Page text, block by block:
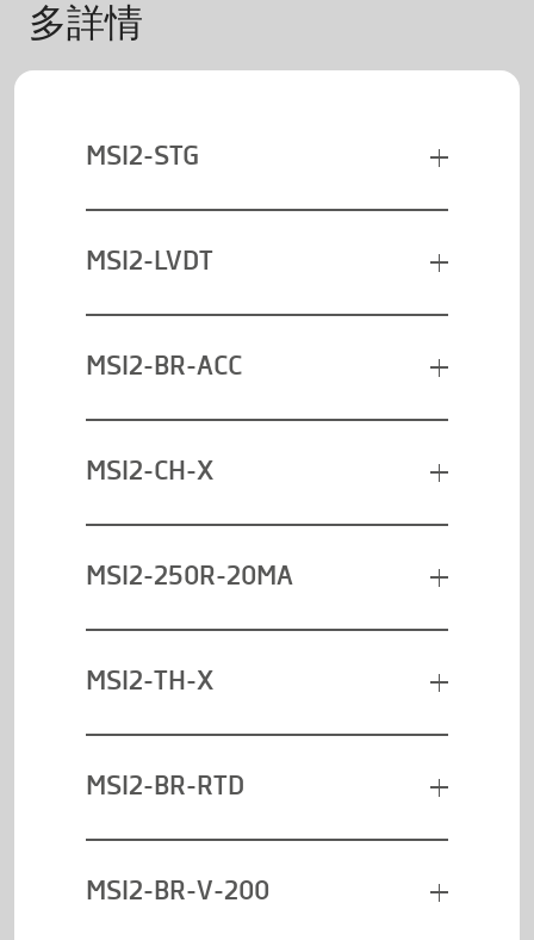
多詳情
MSI2-STG
MSI2-LVDT
MSI2-BR-ACC
MSI2-CH-X
MSI2-250R-20MA
MSI2-TH-X
MSI2-BR-RTD
MSI2-BR-V-200